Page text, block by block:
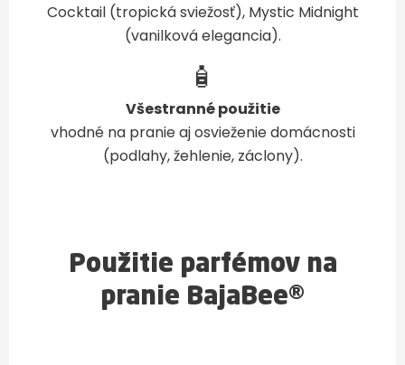
Cocktail (tropická sviežosť), Mystic Midnight
(vanilková elegancia).
🧴
Všestranné použitie
vhodné na pranie aj osvieženie domácnosti
(podlahy, žehlenie, záclony).
Použitie parfémov na
pranie BajaBee®